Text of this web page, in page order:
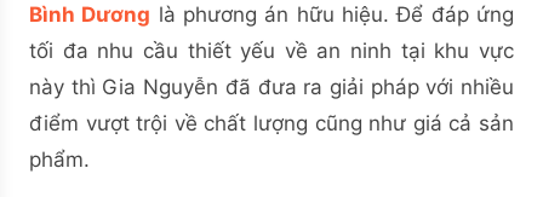
Bình Dương là phương án hữu hiệu. Để đáp ứng
tối đa nhu cầu thiết yếu về an ninh tại khu vực
này thì Gia Nguyễn đã đưa ra giải phápvới nhiều
điểm vượt trội về chất lượng cũng như giá cả sản
phẩm.